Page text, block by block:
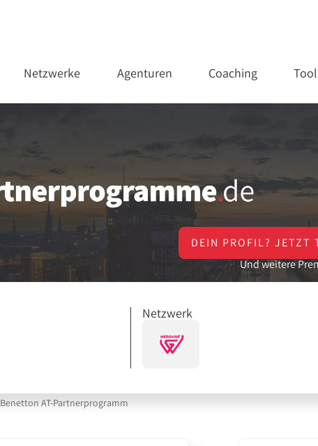
Netzwerke Agenturen Coaching
DEIN PROFIL? JETZT
Und weitere
Netzwerk
Benetton AT-Partnerprogramm